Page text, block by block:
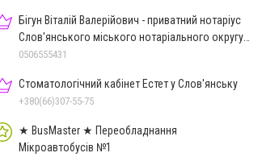
Бігун Віталій Валерійович - приватний нотаріус
Слов'янського міського нотаріального округу
Дон.обл.
0506555431
Стоматологічний кабінет Естет у Слов'янську
+380(66)307-55-75
★ BusMaster ★ Переобладнання
Мікроавтобусів №1